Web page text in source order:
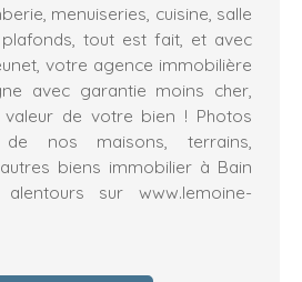
menuiseries, cuisine, salle
plafonds, tout est fait, et avec
votre agence immobilière
avec garantie moins cher,
de votre bien ! Photos
de nos maisons, terrains,
biens immobilier à Bain
sur www.lemoine-